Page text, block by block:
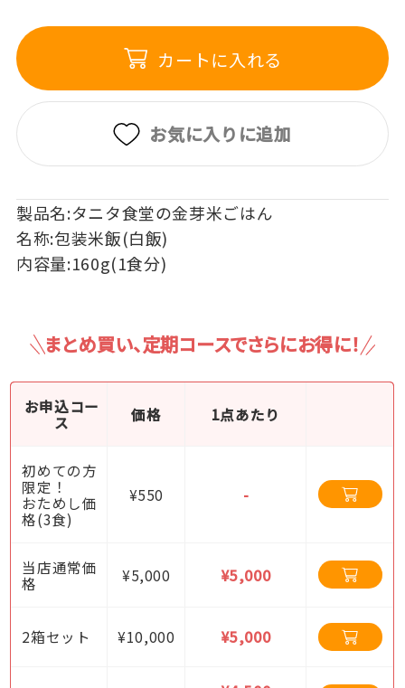
カートに入れる
お気に入りに追加
製品名:タニタ食堂の金芽米ごはん
名称:包装米飯(白飯)
内容量:160g(1食分)
まとめ買い、定期コースでさらにお得に！
お申込コー
ス
価格 1点あたり
初めての方
限定！
おためし価
格(3食)
¥550 -
当店通常価
格
¥5,000 ¥5,000
2箱セット ¥10,000 ¥5,000